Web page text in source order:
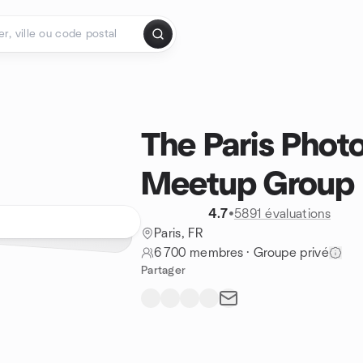
The Paris
Meetup Group
4.7•5891 évaluations
Paris, FR
6 700 membres ·Groupe privé
Partager